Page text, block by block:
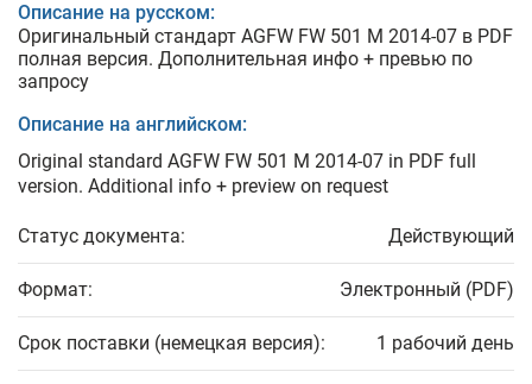
Описание на русском:
Оригинальный стандарт AGFW FW 501 M 2014-07 в PDF
полная версия. Дополнительная инфо + превью по
запросу
Описание на английском:
Original standard AGFW FW 501 M 2014-07 in PDF full
version. Additional info + preview on request
Статус документа: Действующий
Формат: Электронный (PDF)
Срок поставки (немецкая версия): 1 рабочий день